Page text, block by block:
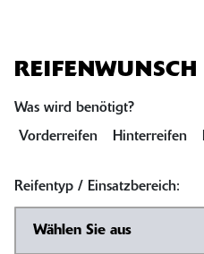
REIFENWUNSCH
Was wird benötigt?
Vorderreifen
Hinterreifen
Reifentyp / Einsatzbereich: